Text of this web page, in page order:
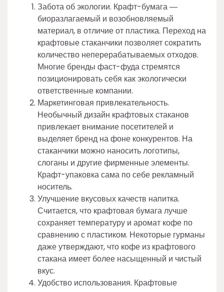
Забота об экологии. Крафт-бумага ―
биоразлагаемый и возобновляемый
материал, в отличие от пластика. Переход на
крафтовые стаканчики позволяет сократить
количество неперерабатываемых отходов.
Многие бренды фаст-фуда стремятся
позиционировать себя как экологически
ответственные компании.
Маркетинговая привлекательность.
Необычный дизайн крафтовых стаканов
привлекает внимание посетителей и
выделяет бренд на фоне конкурентов. На
стаканчики можно наносить логотипы,
слоганы и другие фирменные элементы.
Крафт-упаковка сама по себе рекламный
носитель.
Улучшение вкусовых качеств напитка.
Считается, что крафтовая бумага лучше
сохраняет температуру и аромат кофе по
сравнению с пластиком. Некоторые гурманы
даже утверждают, что кофе из крафтового
стакана имеет более насыщенный и чистый
вкус.
Удобство использования. Крафтовые